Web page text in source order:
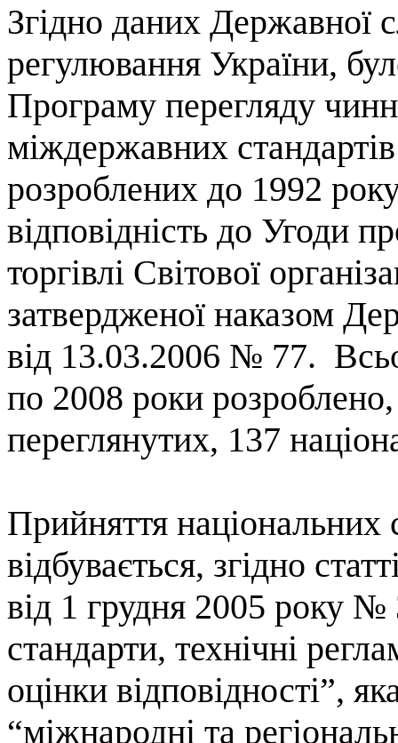
Згідно даних Державної
регулювання України, б
Програму перегляду
міждержавних
розроблених до 1992
відповідність до Угоди
торгівлі Світової
затвердженої наказом
від 13.03.2006 № 77.
по 2008 роки розроблено
переглянутих, 137
Прийняття національних
відбувається, згідно
від 1 грудня 2005 року №
стандарти, технічні
оцінки відповідності”,
“міжнародні та